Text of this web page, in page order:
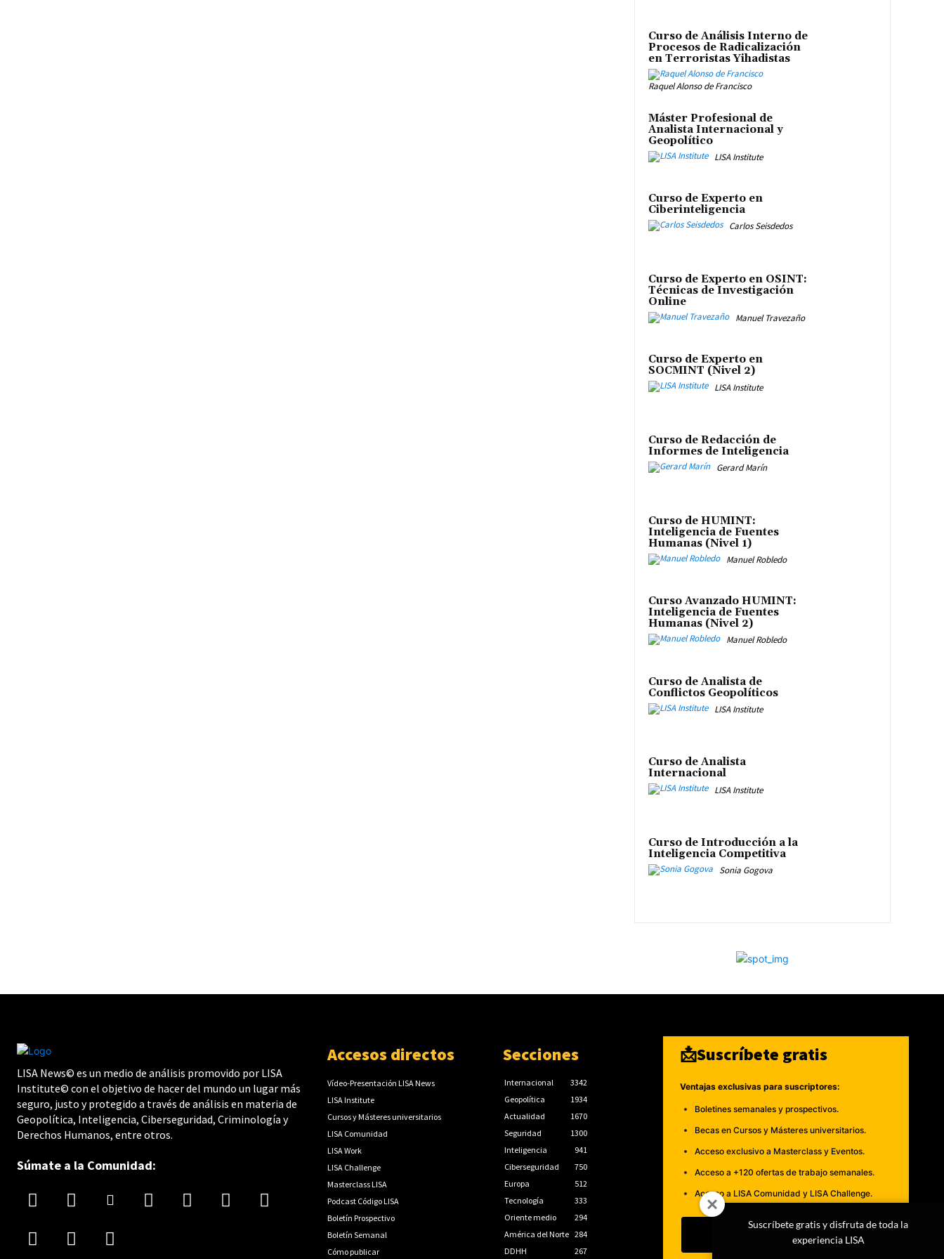
Curso de Análisis Interno de
Procesos de Radicalización
en Terroristas Yihadistas
Raquel Alonso de Francisco
Máster Profesional de
Analista Internacional y
Geopolítico
LISA Institute
Curso de Experto en
Ciberinteligencia
Carlos Seisdedos
Curso de Experto en OSINT:
Técnicas de Investigación
Online
Manuel Travezaño
Curso de Experto en
SOCMINT (Nivel 2)
LISA Institute
Curso de Redacción de
Informes de Inteligencia
Gerard Marín
Curso de HUMINT:
Inteligencia de Fuentes
Humanas (Nivel 1)
Manuel Robledo
Curso Avanzado HUMINT:
Inteligencia de Fuentes
Humanas (Nivel 2)
Manuel Robledo
Curso de Analista de
Conflictos Geopolíticos
LISA Institute
Curso de Analista
Internacional
LISA Institute
Curso de Introducción a la
Inteligencia Competitiva
Sonia Gogova
LISA News© es un medio de análisis promovido por LISA
Institute© con el objetivo de hacer del mundo un lugar más
seguro, justo y protegido a través de análisis en materia de
Geopolítica, Inteligencia, Ciberseguridad, Criminología y
Derechos Humanos, entre otros.
Súmate a la Comunidad:
Accesos directos
Vídeo-Presentación LISA News
LISA Institute
Cursos y Másteres universitarios
LISA Comunidad
LISA Work
LISA Challenge
Masterclass LISA
Podcast Código LISA
Boletín Prospectivo
Boletín Semanal
Cómo publicar
Secciones
Internacional
3342
Geopolítica
1934
Actualidad
1670
Seguridad
1300
Inteligencia
941
Ciberseguridad
750
Europa
512
Tecnología
333
Oriente medio
294
América del Norte 284
DDHH
267
📩Suscríbete gratis
Ventajas exclusivas para suscriptores:
Boletines semanales y prospectivos.
Becas en Cursos y Másteres universitarios.
Acceso exclusivo a Masterclass y Eventos.
Acceso a +120 ofertas de trabajo semanales.
Acceso a LISA Comunidad y LISA Challenge.
Suscribirme
Suscríbete gratis y disfruta de toda la
experiencia LISA